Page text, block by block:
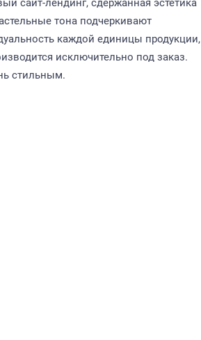
сайт-лендинг, сдержанная эстетика
тона подчеркивают
каждой единицы продукции,
исключительно под заказ.
стильным.